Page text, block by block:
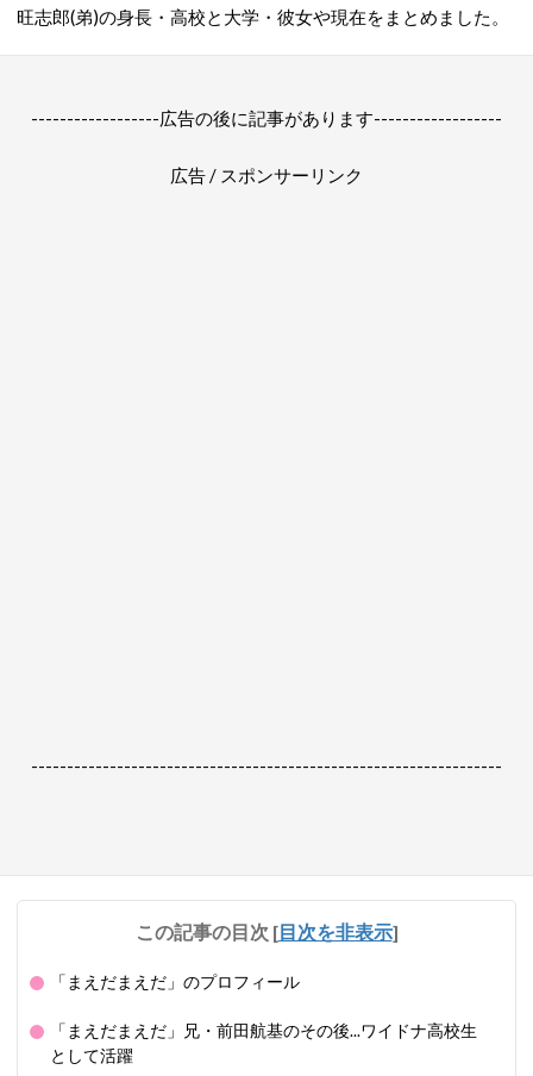
旺志郎(弟)の身長・高校と大学・彼女や現在をまとめました。
------------------広告の後に記事があります------------------
広告 / スポンサーリンク
------------------------------------------------------------------
この記事の目次 [目次を非表示]
「まえだまえだ」のプロフィール
「まえだまえだ」兄・前田航基のその後...ワイドナ高校生
として活躍